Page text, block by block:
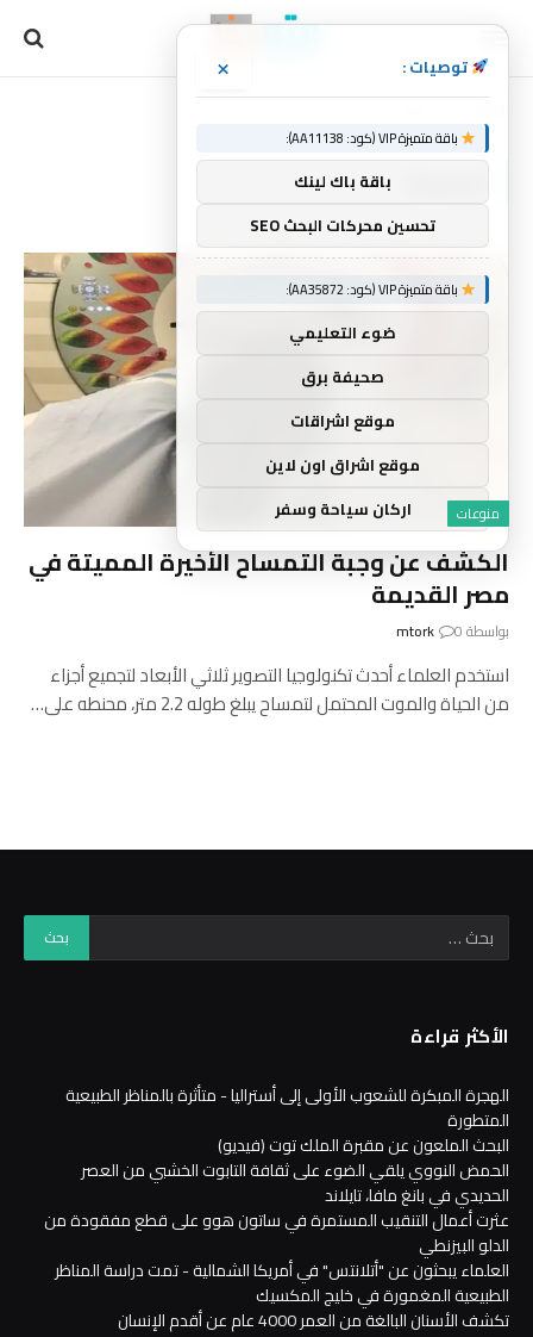
منوعات
الكشف عن وجبة التمساح الأخيرة المميتة في
مصر القديمة
بواسطة mtork 0
استخدم العلماء أحدث تكنولوجيا التصوير ثلاثي الأبعاد لتجميع أجزاء
من الحياة والموت المحتمل لتمساح يبلغ طوله 2.2 متر، محنطه على…
الأكثر قراءة
الهجرة المبكرة للشعوب الأولى إلى أستراليا - متأثرة بالمناظر الطبيعية
المتطورة
البحث الملعون عن مقبرة الملك توت (فيديو)
الحمض النووي يلقي الضوء على ثقافة التابوت الخشبي من العصر
الحديدي في بانغ مافا، تايلاند
عثرت أعمال التنقيب المستمرة في ساتون هوو على قطع مفقودة من
الدلو البيزنطي
العلماء يبحثون عن "أتلانتس" في أمريكا الشمالية - تمت دراسة المناظر
الطبيعية المغمورة في خليج المكسيك
تكشف الأسنان البالغة من العمر 4000 عام عن أقدم الإنسان
توصيات : ×
باقة متميزة VIP (كود: AA11138):
باقة باك لينك
تحسين محركات البحث SEO
باقة متميزة VIP (كود: AA35872):
ضوء التعليمي
صحيفة برق
موقع اشراقات
موقع اشراق اون لاين
اركان سياحة وسفر